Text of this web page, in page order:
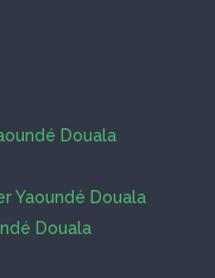
Douala
Yaoundé Douala
Douala